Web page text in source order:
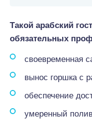
Такой арабский
обязательных
своевременная
вынос горшка с
обеспечение
умеренный